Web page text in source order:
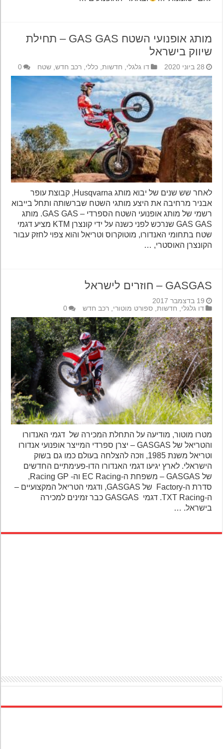
מותג אופנועי השטח GAS GAS – תחילת
שיווק בישראל
28 ביוני 2020 דו גלגלי,חדשות,כללי,רכב חדש,שטח 0
לאחר שש שנים של יבוא מותג Husqvarna, קבוצת עופר
אבניר מרחיבה את היצע מותגי השטח שברשותה ותחל בייבוא
רשמי של מותג אופנועי השטח הספרדי – GAS GAS. מותג
GAS GAS שנרכש לפני כשנה על ידי קונצרן KTM מציע דגמי
שטח בתחומי האנדורו, מוטוקרוס וטריאל והוא צפוי לחזק עבור
הקונצרן האוסטרי, …
GASGAS – חוזרים לישראל
19 בדצמבר 2017
דו גלגלי,חדשות,ספורט מוטורי,רכב חדש 0
מטרו מוטור, מודיעה על התחלת המכירה של דגמי האנדורו
והטריאל של GASGAS – יצרן ספרדי המייצר אופנועי אנדורו
וטריאל משנת 1985, וזכה להצלחה בעולם כמו גם בשוק
הישראלי. לארץ יגיעו דגמי האנדורו הדו-פעימתיים החדשים
של GASGAS – משפחת ה-EC Racing וה- Racing GP,
סדרת ה-Factory של GASGAS, ודגמי הטריאל המקצועיים –
ה-TXT Racing. דגמי GASGAS כבר זמינים למכירה
בישראל. …